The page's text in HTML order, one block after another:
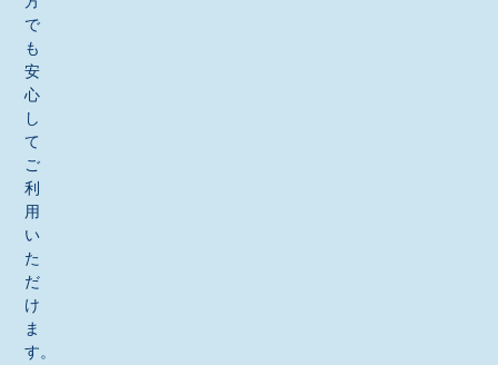
で
も
安
心
し
て
ご
利
用
い
た
だ
け
ま
す。